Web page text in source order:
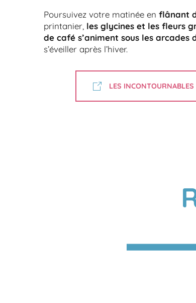
Poursuivez votre matinée en flânant
printanier, les glycines et les fleurs
de café s’animent sous les arcades
s’éveiller après l’hiver.
LES